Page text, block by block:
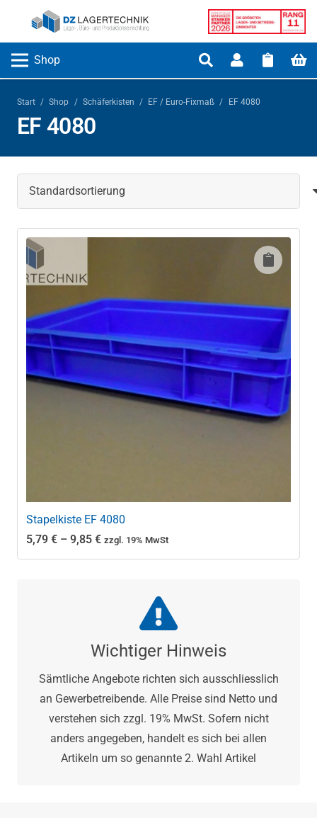
Shop
Start / Shop / Schäferkisten / EF / Euro-Fixmaß / EF 4080
EF 4080
Stapelkiste EF 4080
5,79 € – 9,85 €Preisspanne:
5,79 €
zzgl. 19% MwSt
Wichtiger Hinweis
Sämtliche Angebote richten sich ausschliesslich
an Gewerbetreibende. Alle Preise sind Netto und
verstehen sich zzgl. 19% MwSt. Sofern nicht
anders angegeben, handelt es sich bei allen
Artikeln um so genannte 2. Wahl Artikel